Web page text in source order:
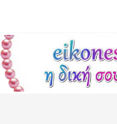
content